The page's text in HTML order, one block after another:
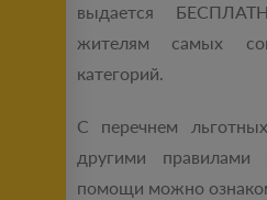
выдается
жителям самых
категорий.
С перечнем
другими правилами
помощи можно